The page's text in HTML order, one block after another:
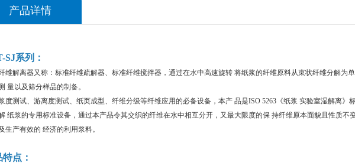
产品详情
SJ系列：
维解离器又称：标准纤维疏解器、标准纤维搅拌器，通过在水中高速旋转 将纸浆的纤维原料从束状纤维分解为
量以及筛分样品的制备。
度测试、游离度测试、纸页成型、纤维分级等纤维应用的必备设备，本产 品是ISO 5263《纸浆 实验室湿解离》
纸浆的专用标准设备，通过本产品令其交织的纤维在水中相互分开，又最大限度的保 持纤维原本面貌且性质不
生产有效的 经济的利用浆料。
特点：